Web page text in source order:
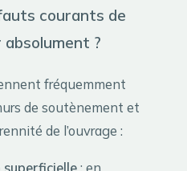
courants de
?
fréquemment
de soutènement et
de l’ouvrage :
: en